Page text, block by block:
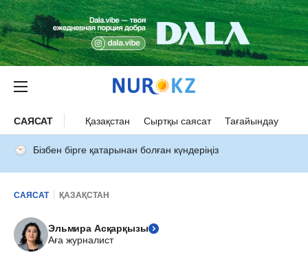
САЯСАТ Қазақстан Сыртқы саясат Тағайындау
Бізбен бірге қатарынан болған күндеріңіз
САЯСАТ ҚАЗАҚСТАН
Эльмира Асқарқызы
Аға журналист